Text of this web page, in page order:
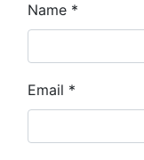
Name *
Email *